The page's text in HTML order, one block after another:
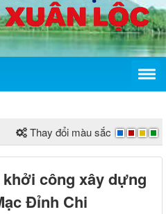
Thay đổi màu sắc
công xây dựng
Đỉnh Chi